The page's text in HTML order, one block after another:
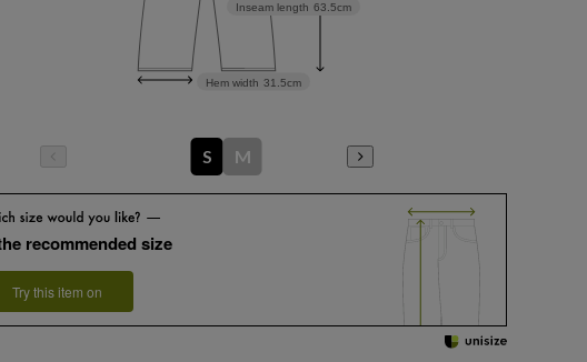
Inseam length 63.5cm
Hem width 31.5cm
S M
recommended size
Try this item on